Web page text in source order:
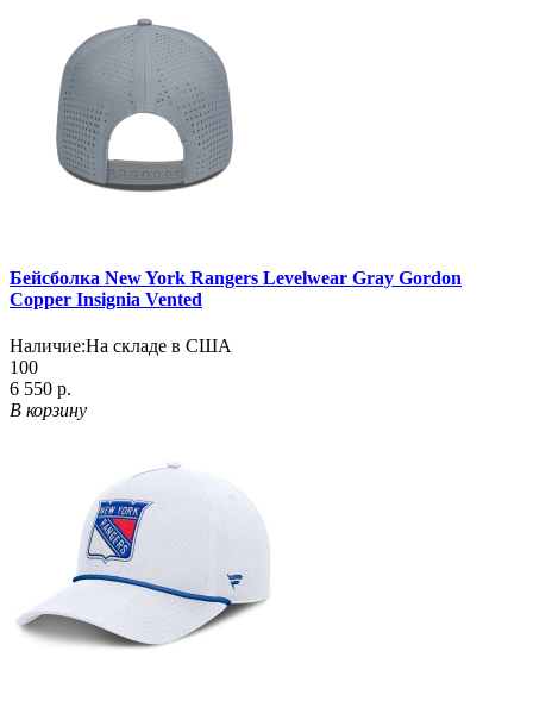
Бейсболка New York Rangers Levelwear Gray Gordon
Copper Insignia Vented
Наличие:На складе в США
100
6 550 р.
В корзину